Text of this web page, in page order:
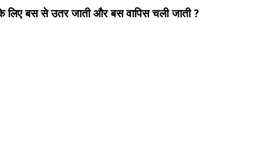
बस से उतर जाती और बस वापिस चली जाती ?